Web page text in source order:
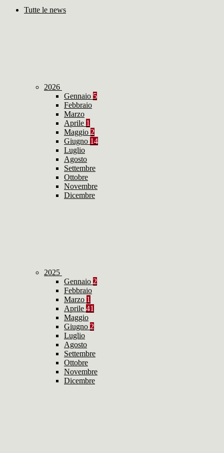
Tutte le news
2026
Gennaio 5
Febbraio
Marzo
Aprile 1
Maggio 2
Giugno 14
Luglio
Agosto
Settembre
Ottobre
Novembre
Dicembre
2025
Gennaio 2
Febbraio
Marzo 1
Aprile 41
Maggio
Giugno 2
Luglio
Agosto
Settembre
Ottobre
Novembre
Dicembre